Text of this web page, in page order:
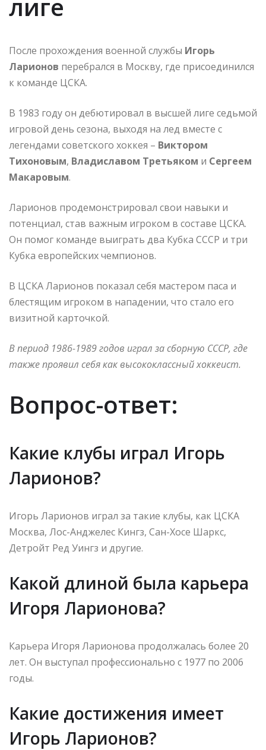
лиге
После прохождения военной службы Игорь
Ларионов перебрался в Москву, где присоединился
к команде ЦСКА.
В 1983 году он дебютировал в высшей лиге седьмой
игровой день сезона, выходя на лед вместе с
легендами советского хоккея – Виктором
Тихоновым, Владиславом Третьяком и Сергеем
Макаровым.
Ларионов продемонстрировал свои навыки и
потенциал, став важным игроком в составе ЦСКА.
Он помог команде выиграть два Кубка СССР и три
Кубка европейских чемпионов.
В ЦСКА Ларионов показал себя мастером паса и
блестящим игроком в нападении, что стало его
визитной карточкой.
В период 1986-1989 годов играл за сборную СССР, где
также проявил себя как высококлассный хоккеист.
Вопрос-ответ:
Какие клубы играл Игорь
Ларионов?
Игорь Ларионов играл за такие клубы, как ЦСКА
Москва, Лос-Анджелес Кингз, Сан-Хосе Шаркс,
Детройт Ред Уингз и другие.
Какой длиной была карьера
Игоря Ларионова?
Карьера Игоря Ларионова продолжалась более 20
лет. Он выступал профессионально с 1977 по 2006
годы.
Какие достижения имеет
Игорь Ларионов?